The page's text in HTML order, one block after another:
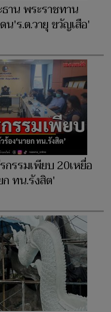
าน พระราชทาน
'ร.ต.วายุ ขวัญเสือ'
รรมเพียบ 20เหยื่อ
ทน.รังสิต'